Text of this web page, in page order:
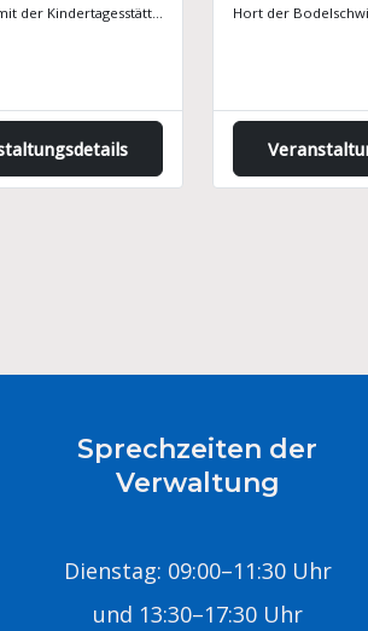
der Kindertagesstätte
Hort der
Sprechzeiten der
Verwaltung
Dienstag: 09:00–11:30 Uhr
und 13:30–17:30 Uhr